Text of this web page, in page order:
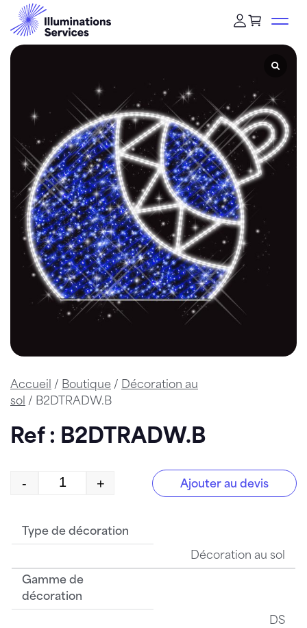
Accueil / Boutique / Décoration au
sol / B2DTRADW.B
Ref : B2DTRADW.B
quantité de B2DTRADW.B
- + Ajouter au devis
Type de décoration
Décoration au sol
Gamme de
décoration
DS